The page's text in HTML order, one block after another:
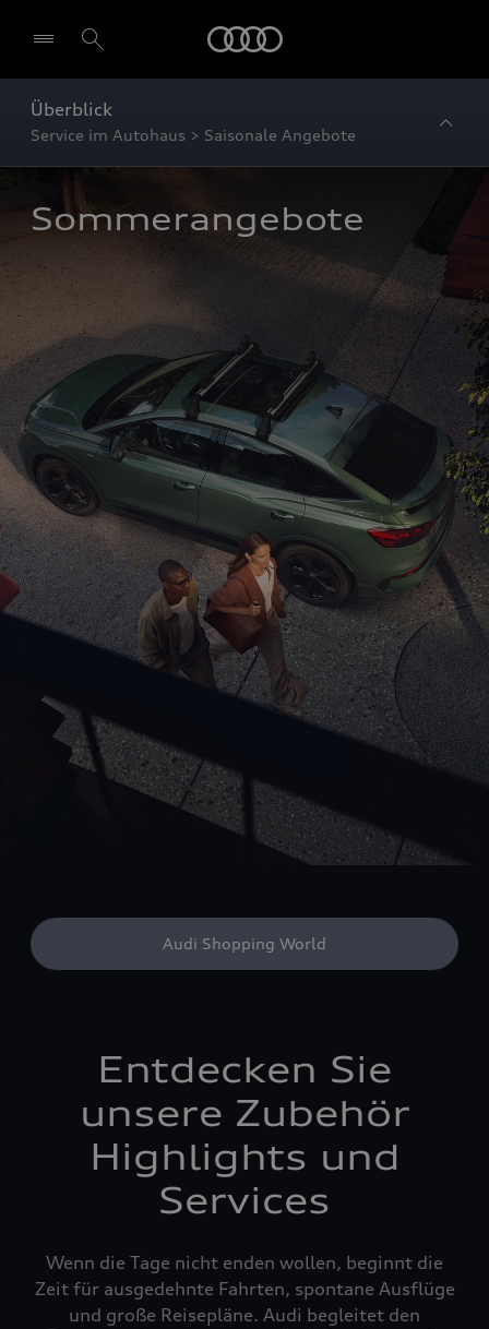
Überblick
Service im Autohaus > Saisonale Angebote
Sommerangebote
Audi Shopping World
Entdecken Sie
unsere Zubehör
Highlights und
Services
Wenn die Tage nicht enden wollen, beginnt die
Zeit für ausgedehnte Fahrten, spontane Ausflüge
und große Reisepläne. Audi begleitet den